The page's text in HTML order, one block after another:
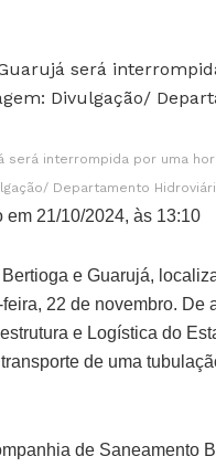
será interrompida por uma
Departamento
em 21/10/2024, às 13:10
e Guarujá,
22 de novembro.
e Logística do
de uma
de Saneamento